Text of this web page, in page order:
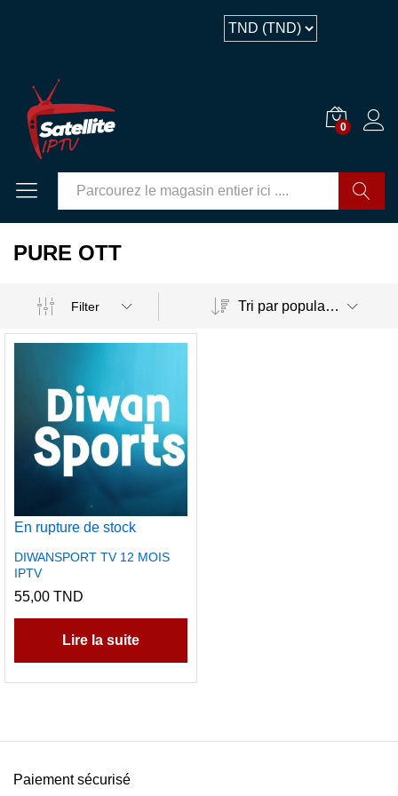
0
GO
PURE OTT
Filter Tri par popularité
En rupture de stock
DIWANSPORT TV 12 MOIS
IPTV
55,00 TND
Lire la suite
Paiement sécurisé